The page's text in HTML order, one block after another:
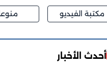
مكتبة الفيديو
أحدث الأخبار